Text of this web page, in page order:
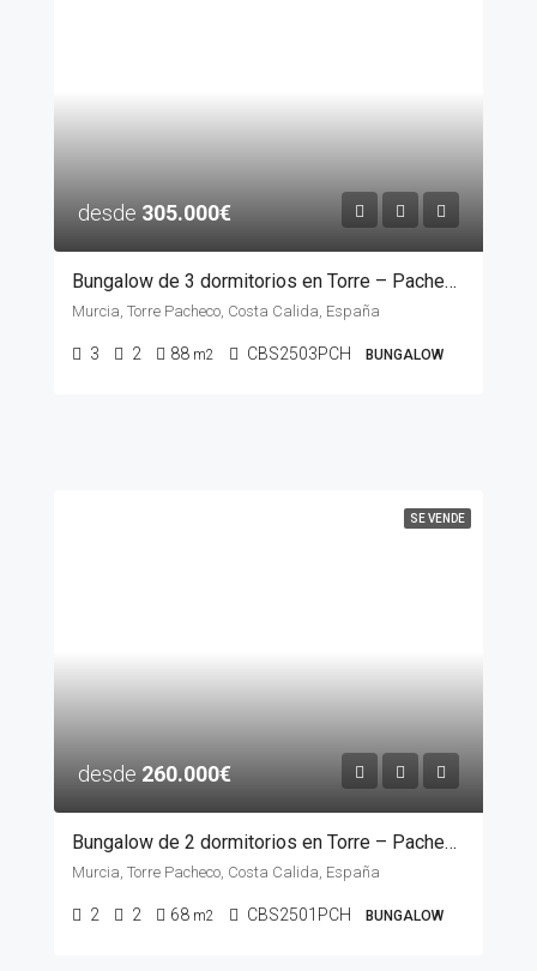
desde 305.000€
Bungalow de 3 dormitorios en Torre – Pacheco, MURCIA
Murcia, Torre Pacheco, Costa Calida, España
3 2 88 m2 CBS2503PCH BUNGALOW
SE VENDE
desde 260.000€
Bungalow de 2 dormitorios en Torre – Pacheco, MURCIA
Murcia, Torre Pacheco, Costa Calida, España
2 2 68 m2 CBS2501PCH BUNGALOW